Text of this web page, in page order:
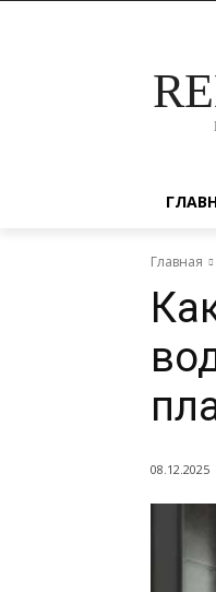
Главная
08.12.2025